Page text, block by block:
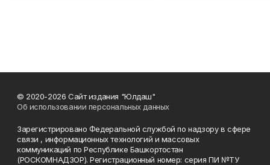
© 2020-2026 Сайт издания "Юлдаш"
Об использовании персональных данных
Зарегистрировано Федеральной службой по надзору в сфере
связи , информационных технологий и массовых
коммуникаций по Республике Башкортостан
(РОСКОМНАДЗОР). Регистрационный номер: серия ПИ №ТУ